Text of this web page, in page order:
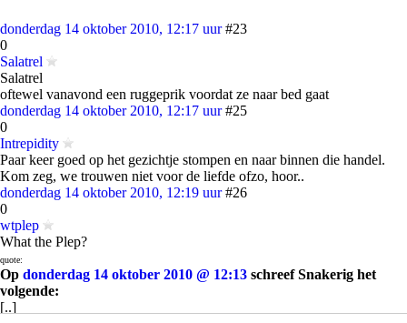
donderdag 14 oktober 2010, 12:17 uur #23
0
Salatrel
Salatrel
oftewel vanavond een ruggeprik voordat ze naar bed gaat
donderdag 14 oktober 2010, 12:17 uur #25
0
Intrepidity
Paar keer goed op het gezichtje stompen en naar binnen die handel.
Kom zeg, we trouwen niet voor de liefde ofzo, hoor..
donderdag 14 oktober 2010, 12:19 uur #26
0
wtplep
What the Plep?
quote:
Op donderdag 14 oktober 2010 @ 12:13 schreef Snakerig het
volgende:
[..]